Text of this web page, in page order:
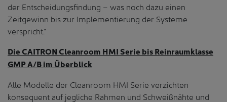
der Entscheidungsfindung – was noch dazu einen
Zeitgewinn bis zur Implementierung der Systeme
verspricht.“
Die CAITRON Cleanroom HMI Serie bis Reinraumklasse
GMP A/B im Überblick
Alle Modelle der Cleanroom HMI Serie verzichten
konsequent auf jegliche Rahmen und Schweißnähte und